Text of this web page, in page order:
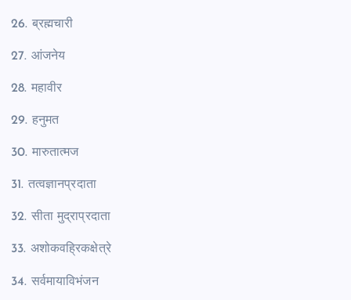
26. ब्रह्मचारी
27. आंजनेय
28. महावीर
29. हनुमत
30. मारुतात्मज
31. तत्वज्ञानप्रदाता
32. सीता मुद्राप्रदाता
33. अशोकवह्रिकक्षेत्रे
34. सर्वमायाविभंजन